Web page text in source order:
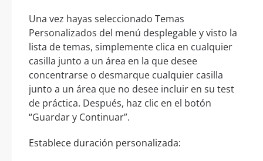
Una vez hayas seleccionado Temas
Personalizados del menú desplegable y visto la
lista de temas, simplemente clica en cualquier
casilla junto a un área en la que desee
concentrarse o desmarque cualquier casilla
junto a un área que no desee incluir en su test
de práctica. Después, haz clic en el botón
“Guardar y Continuar”.
Establece duración personalizada: